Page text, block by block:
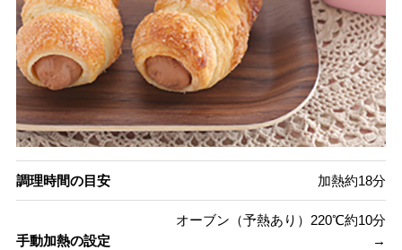
調理時間の目安 加熱約18分
手動加熱の設定
オーブン（予熱あり）220℃約10分
→